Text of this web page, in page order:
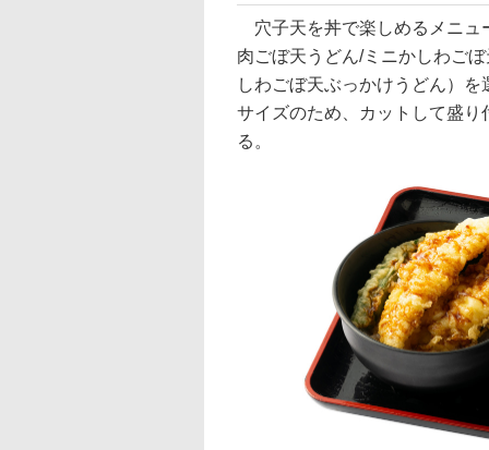
穴子天を丼で楽しめるメニュ
肉ごぼ天うどん/ミニかしわご
しわごぼ天ぶっかけうどん）
サイズのため、カットして盛
る。